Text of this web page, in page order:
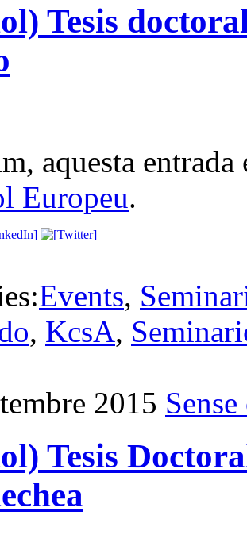
Tesis
aquesta
Europeu.
Events,
, KcsA,
2015
Tesis